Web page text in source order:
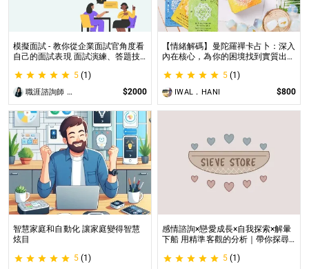
模擬面試 - 教你從企業面試官角度看
自己的面試表現 面試演練、答題技
5 (1)
職涯諮詢師 阿紫 $2000
【情緒解碼】曼陀羅禪卡占卜：深入
內在核心，為你的困境找到實質出口
情緒解析，打破人生卡關循環
5 (1)
IWAL．HANI $800
智慧家庭和自動化 讓家庭變得智慧
炫目
5 (1)
感情諮詢×戀愛成長×自我探索×解暈
下船 用精準客觀的分析｜帶你探尋
5 (1)